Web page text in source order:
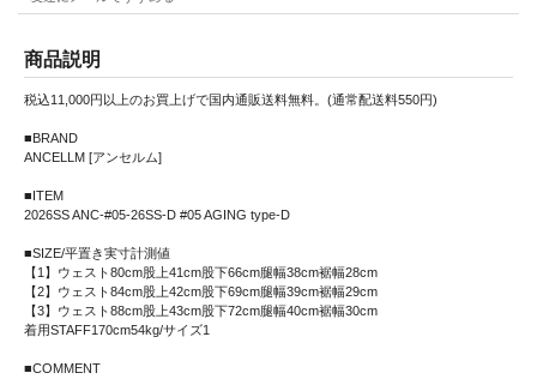
商品説明
税込11,000円以上のお買上げで国内通販送料無料。(通常配送料550円)
■BRAND
ANCELLM [アンセルム]
■ITEM
2026SS ANC-#05-26SS-D #05 AGING type-D
■SIZE/平置き実寸計測値
【1】ウェスト80cm股上41cm股下66cm腿幅38cm裾幅28cm
【2】ウェスト84cm股上42cm股下69cm腿幅39cm裾幅29cm
【3】ウェスト88cm股上43cm股下72cm腿幅40cm裾幅30cm
着用STAFF170cm54kg/サイズ1
■COMMENT